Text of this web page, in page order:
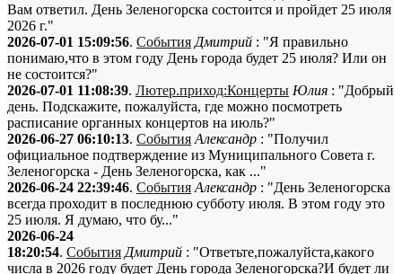
Вам ответил. День Зеленогорска состоится и пройдет 25 июля
2026 г."
2026-07-01 15:09:56. События Дмитрий : "Я правильно
понимаю,что в этом году День города будет 25 июля? Или он
не состоится?"
2026-07-01 11:08:39. Лютер.приход:Концерты Юлия : "Добрый
день. Подскажите, пожалуйста, где можно посмотреть
расписание органных концертов на июль?"
2026-06-27 06:10:13. События Александр : "Получил
официальное подтверждение из Муниципального Совета г.
Зеленогорска - День Зеленогорска, как ..."
2026-06-24 22:39:46. События Александр : "День Зеленогорска
всегда проходит в последнюю субботу июля. В этом году это
25 июля. Я думаю, что бу..."
2026-06-24
18:20:54. События Дмитрий : "Ответьте,пожалуйста,какого
числа в 2026 году будет День города Зеленогорска?И будет ли